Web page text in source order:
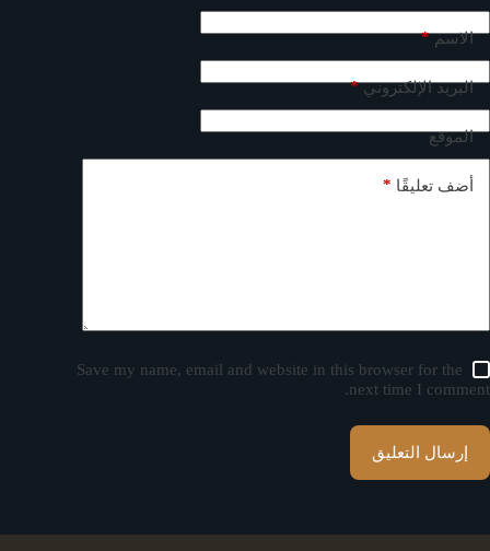
الاسم*
البريد الإلكتروني*
الموقع
أضف تعليقًا *
Save my name, email and website in this browser for the
next time I comment.
إرسال التعليق